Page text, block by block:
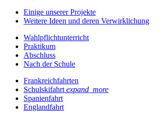
Einige unserer Projekte
Weitere Ideen und deren Verwirklichung
Wahlpflichtunterricht
Praktikum
Abschluss
Nach der Schule
Frankreichfahrten
Schulskifahrt expand_more
Spanienfahrt
Englandfahrt